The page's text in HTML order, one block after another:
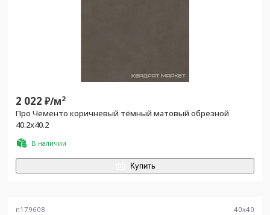
2 022 ₽/м2
Про Чементо коричневый тёмный матовый обрезной
40.2x40.2
В наличии
Купить
n179608 40x40